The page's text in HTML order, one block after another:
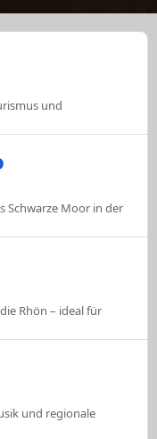
und
Schwarze Moor in der
Rhön – ideal für
und regionale